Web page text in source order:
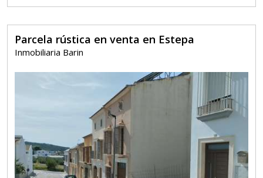
Parcela rústica en venta en Estepa
Inmobiliaria Barin